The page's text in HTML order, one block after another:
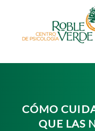
CÓMO
QUE LAS